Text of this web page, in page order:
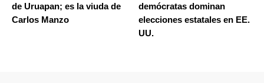
de Uruapan; es la viuda de
Carlos Manzo
demócratas dominan
elecciones estatales en EE.
UU.